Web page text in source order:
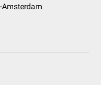
Amsterdam